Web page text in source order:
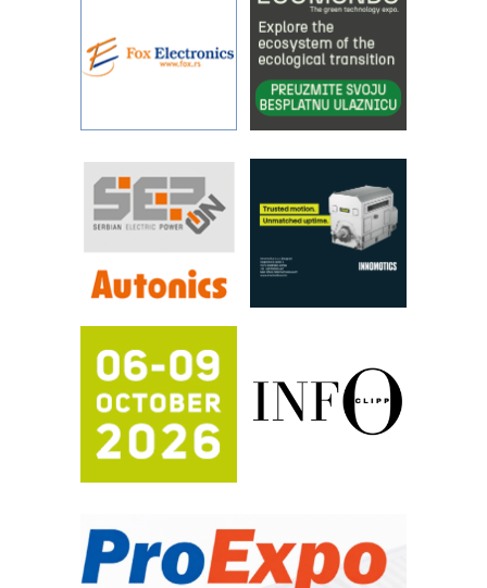
IBeRTIM - oprema za ispitivanje
kontrole kvaliteta
STAUFF – Komponente koje
povećavaju pouzdanost hidrauličkih
pouzdanost u transferu fluida
Filtration Group Industrial – Napredna
rešenja za filtraciju u hidrauličkim i
procesnim sistemima
RILINEX kompanije Rittal
FANUC: Najbolje za vašu pametnu
Efikasno upravljanje energijom
Automatizacija pakovanja · Display
(Shelf-Ready) omotnice
Potpuna efikasnost bez složenih
sistema
Trajna oznaka kao dugoročna korist
IB BLUMENAUER - više od 40 godina
poverenja u industriji